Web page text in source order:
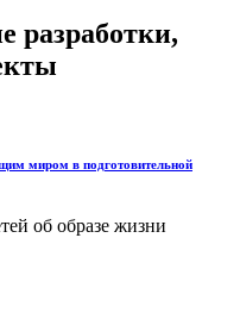
разработки,
миром в подготовительной
об образе жизни